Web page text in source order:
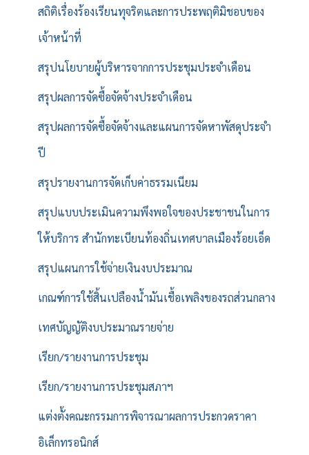
สถิติเรื่องร้องเรียนทุจริตและการประพฤติมิชอบของ
เจ้าหน้าที่
สรุปนโยบายผู้บริหารจากการประชุมประจำเดือน
สรุปผลการจัดซื้อจัดจ้างประจำเดือน
สรุปผลการจัดซื้อจัดจ้างและแผนการจัดหาพัสดุประจำ
ปี
สรุปรายงานการจัดเก็บค่าธรรมเนียม
สรุปแบบประเมินความพึงพอใจของประชาชนในการ
ให้บริการ สำนักทะเบียนท้องถิ่นเทศบาลเมืองร้อยเอ็ด
สรุปแผนการใช้จ่ายเงินงบประมาณ
เกณฑ์การใช้สิ้นเปลืองน้ำมันเชื้อเพลิงของรถส่วนกลาง
เทศบัญญัติงบประมาณรายจ่าย
เรียก/รายงานการประชุม
เรียก/รายงานการประชุมสภาฯ
แต่งตั้งคณะกรรมการพิจารณาผลการประกวดราคา
อิเล็กทรอนิกส์